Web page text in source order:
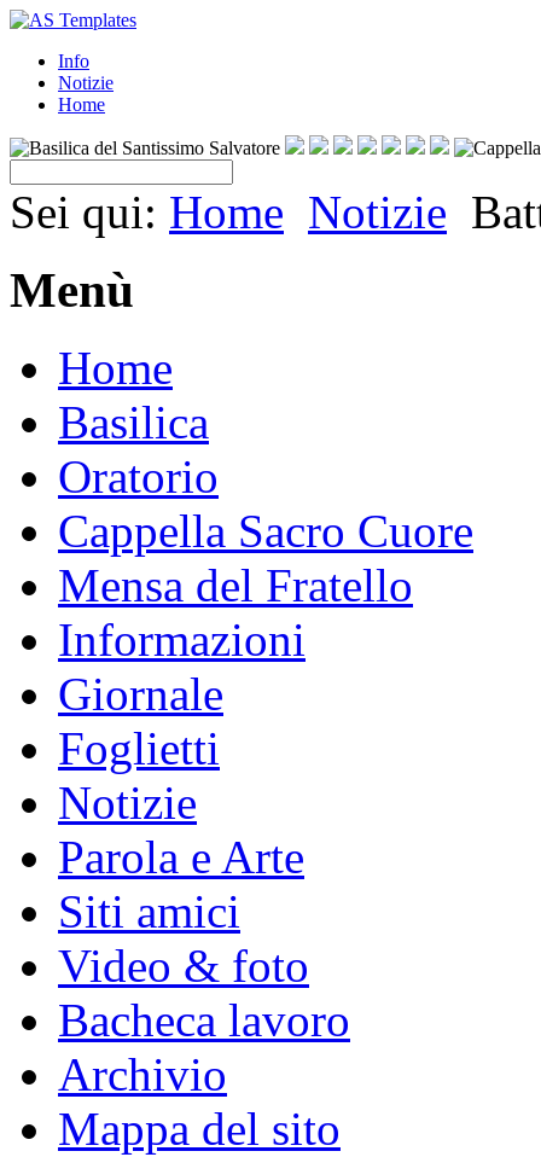
Info
Notizie
Home
Sei qui: Home Notizie
Menù
Home
Basilica
Oratorio
Cappella Sacro Cuore
Mensa del Fratello
Informazioni
Giornale
Foglietti
Notizie
Parola e Arte
Siti amici
Video & foto
Bacheca lavoro
Archivio
Mappa del sito